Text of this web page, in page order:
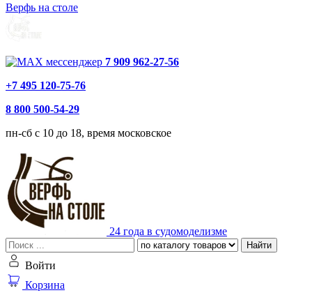
Верфь на столе
7 909 962-27-56
+7 495 120-75-76
8 800 500-54-29
пн-сб с 10 до 18, время московское
24 года в судомоделизме
Найти
Войти
Корзина